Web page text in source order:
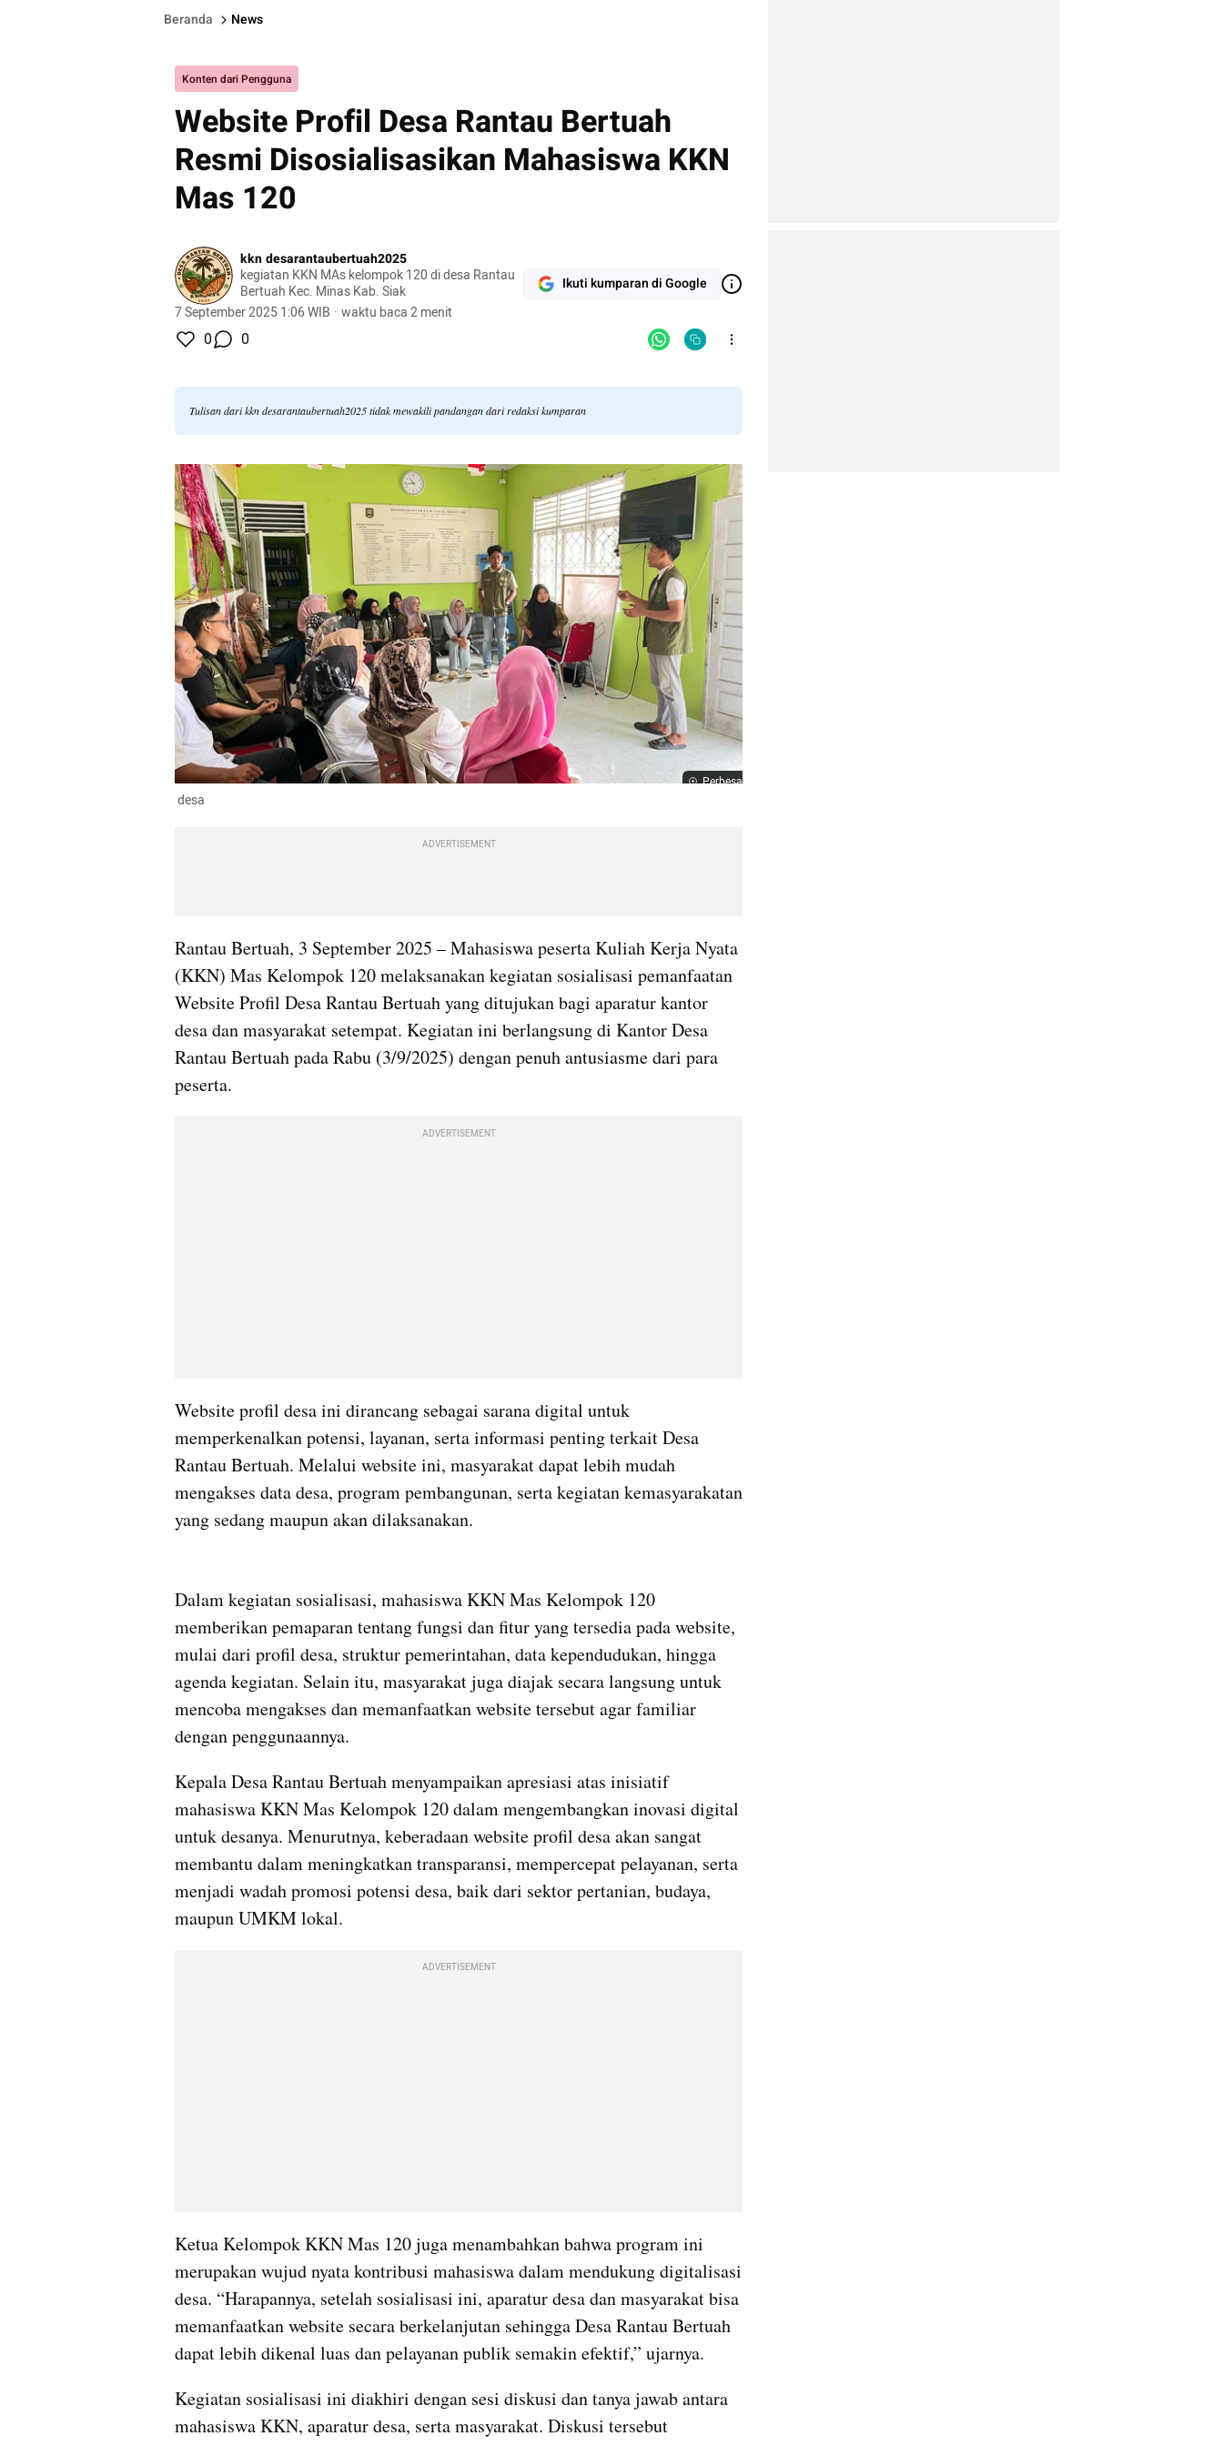
Beranda News
Konten dari Pengguna
Website Profil Desa Rantau Bertuah
Resmi Disosialisasikan Mahasiswa KKN
Mas 120
kkn desarantaubertuah2025
kegiatan KKN MAs kelompok 120 di desa Rantau
Bertuah Kec. Minas Kab. Siak
7 September 2025 1:06 WIB · waktu baca 2 menit
Ikuti kumparan di Google
0 0
Tulisan dari kkn desarantaubertuah2025 tidak mewakili pandangan dari redaksi kumparan
Perbesar
desa
ADVERTISEMENT
Rantau Bertuah, 3 September 2025 – Mahasiswa peserta Kuliah Kerja Nyata
(KKN) Mas Kelompok 120 melaksanakan kegiatan sosialisasi pemanfaatan
Website Profil Desa Rantau Bertuah yang ditujukan bagi aparatur kantor
desa dan masyarakat setempat. Kegiatan ini berlangsung di Kantor Desa
Rantau Bertuah pada Rabu (3/9/2025) dengan penuh antusiasme dari para
peserta.
ADVERTISEMENT
Website profil desa ini dirancang sebagai sarana digital untuk
memperkenalkan potensi, layanan, serta informasi penting terkait Desa
Rantau Bertuah. Melalui website ini, masyarakat dapat lebih mudah
mengakses data desa, program pembangunan, serta kegiatan kemasyarakatan
yang sedang maupun akan dilaksanakan.
Dalam kegiatan sosialisasi, mahasiswa KKN Mas Kelompok 120
memberikan pemaparan tentang fungsi dan fitur yang tersedia pada website,
mulai dari profil desa, struktur pemerintahan, data kependudukan, hingga
agenda kegiatan. Selain itu, masyarakat juga diajak secara langsung untuk
mencoba mengakses dan memanfaatkan website tersebut agar familiar
dengan penggunaannya.
Kepala Desa Rantau Bertuah menyampaikan apresiasi atas inisiatif
mahasiswa KKN Mas Kelompok 120 dalam mengembangkan inovasi digital
untuk desanya. Menurutnya, keberadaan website profil desa akan sangat
membantu dalam meningkatkan transparansi, mempercepat pelayanan, serta
menjadi wadah promosi potensi desa, baik dari sektor pertanian, budaya,
maupun UMKM lokal.
ADVERTISEMENT
Ketua Kelompok KKN Mas 120 juga menambahkan bahwa program ini
merupakan wujud nyata kontribusi mahasiswa dalam mendukung digitalisasi
desa. “Harapannya, setelah sosialisasi ini, aparatur desa dan masyarakat bisa
memanfaatkan website secara berkelanjutan sehingga Desa Rantau Bertuah
dapat lebih dikenal luas dan pelayanan publik semakin efektif,” ujarnya.
Kegiatan sosialisasi ini diakhiri dengan sesi diskusi dan tanya jawab antara
mahasiswa KKN, aparatur desa, serta masyarakat. Diskusi tersebut